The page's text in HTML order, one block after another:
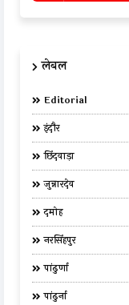
लेबल
Editorial
इंदौर
छिंदवाड़ा
जुन्नारदेव
दमोह
नरसिंहपुर
पांढुर्णा
पांढुर्ना